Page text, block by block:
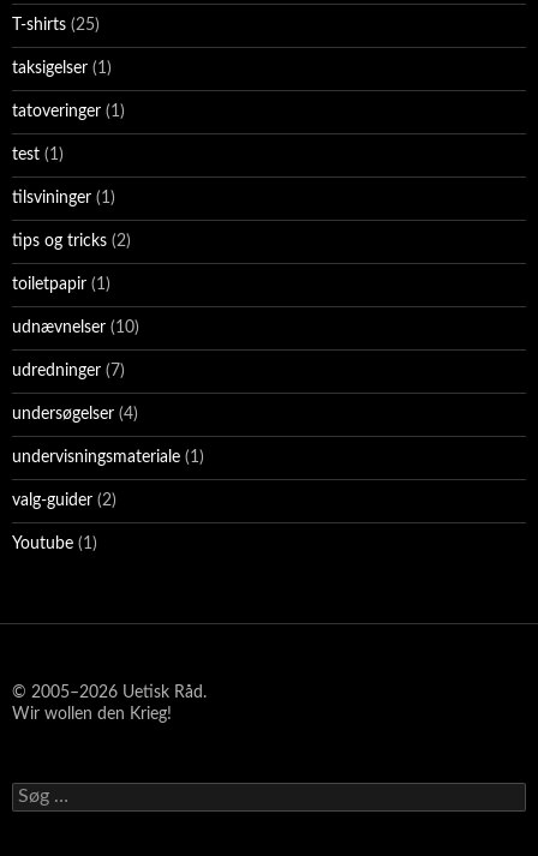
T-shirts (25)
taksigelser (1)
tatoveringer (1)
test (1)
tilsvininger (1)
tips og tricks (2)
toiletpapir (1)
udnævnelser (10)
udredninger (7)
undersøgelser (4)
undervisningsmateriale (1)
valg-guider (2)
Youtube (1)
© 2005–2026 Uetisk Råd.
Wir wollen den Krieg!
Søg
efter: